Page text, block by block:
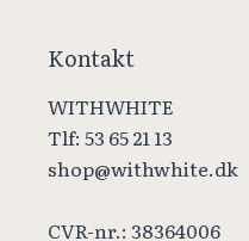
Kontakt
WITHWHITE
Tlf: 53 65 21 13
shop@withwhite.dk
CVR-nr.: 38364006